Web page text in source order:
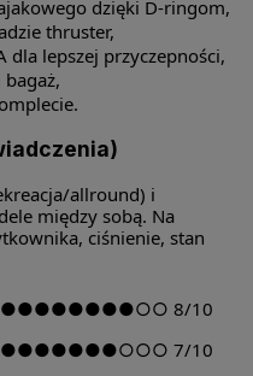
dzięki D-ringom,
thruster,
dla lepszej przyczepności,
allround) i
między sobą. Na
ciśnienie, stan
●●●●●●●●○○ 8/10
●●●●●●●○○○ 7/10